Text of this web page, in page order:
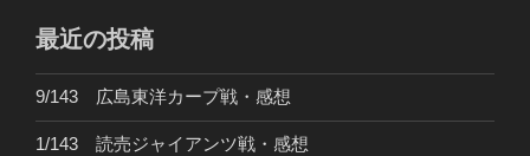
最近の投稿
9/143 広島東洋カープ戦・感想
1/143 読売ジャイアンツ戦・感想